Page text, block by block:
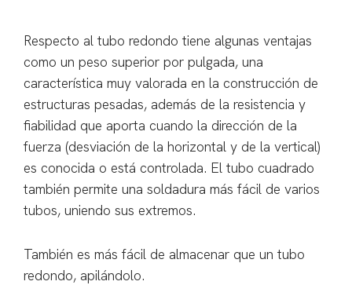
Respecto al tubo redondo tiene algunas ventajas
como un peso superior por pulgada, una
característica muy valorada en la construcción de
estructuras pesadas, además de la resistencia y
fiabilidad que aporta cuando la dirección de la
fuerza (desviación de la horizontal y de la vertical)
es conocida o está controlada. El tubo cuadrado
también permite una soldadura más fácil de varios
tubos, uniendo sus extremos.
También es más fácil de almacenar que un tubo
redondo, apilándolo.